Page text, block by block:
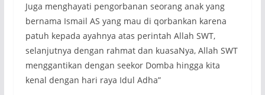
Juga menghayati pengorbanan seorang anak yang
bernama Ismail AS yang mau di qorbankan karena
patuh kepada ayahnya atas perintah Allah SWT,
selanjutnya dengan rahmat dan kuasaNya, Allah SWT
menggantikan dengan seekor Domba hingga kita
kenal dengan hari raya Idul Adha”